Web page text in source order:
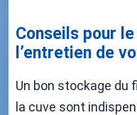
Conseils pour
l’entretien de
Un bon stockage du
la cuve sont